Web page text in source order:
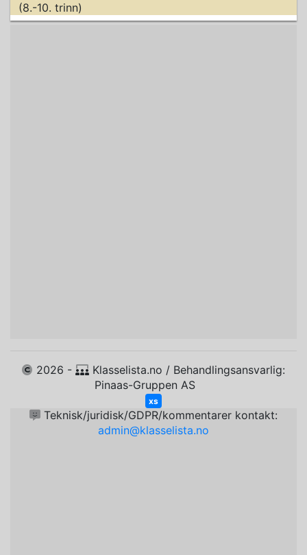
(8.-10. trinn)
2026 -
Klasselista.no / Behandlingsansvarlig:
Pinaas-Gruppen AS
xs
Teknisk/juridisk/GDPR/kommentarer kontakt:
admin@klasselista.no